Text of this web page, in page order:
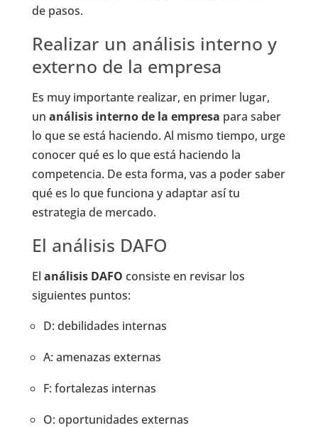
de pasos.
Realizar un análisis interno y
externo de la empresa
Es muy importante realizar, en primer lugar,
un análisis interno de la empresa para saber
lo que se está haciendo. Al mismo tiempo, urge
conocer qué es lo que está haciendo la
competencia. De esta forma, vas a poder saber
qué es lo que funciona y adaptar así tu
estrategia de mercado.
El análisis DAFO
El análisis DAFO consiste en revisar los
siguientes puntos:
D: debilidades internas
A: amenazas externas
F: fortalezas internas
O: oportunidades externas